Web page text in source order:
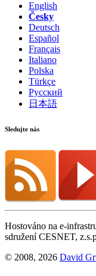
English
Česky
Deutsch
Español
Français
Italiano
Polska
Türkçe
Русский
日本語
Sledujte nás
Hostováno na e-
sdružení CESNET,
© 2008, 2026 David